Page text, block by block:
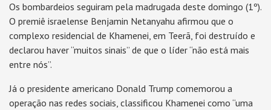
Os bombardeios seguiram pela madrugada deste domingo (1º).
O premiê israelense Benjamin Netanyahu afirmou que o
complexo residencial de Khamenei, em Teerã, foi destruído e
declarou haver “muitos sinais” de que o líder “não está mais
entre nós”.
Já o presidente americano Donald Trump comemorou a
operação nas redes sociais, classificou Khamenei como “uma